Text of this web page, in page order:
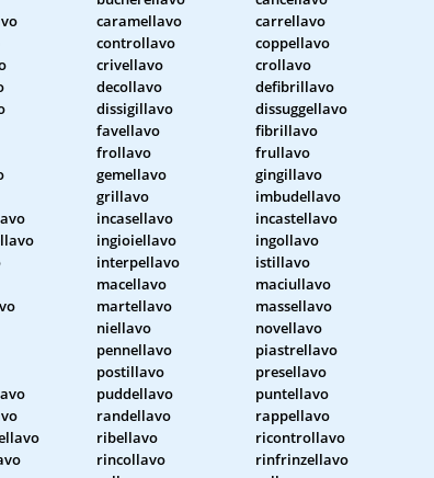
caramellavo
carrellavo
controllavo
coppellavo
crivellavo
crollavo
decollavo
defibrillavo
dissigillavo
dissuggellavo
favellavo
fibrillavo
frollavo
frullavo
gemellavo
gingillavo
grillavo
imbudellavo
incasellavo
incastellavo
ingioiellavo
ingollavo
interpellavo
istillavo
macellavo
maciullavo
martellavo
massellavo
niellavo
novellavo
pennellavo
piastrellavo
postillavo
presellavo
puddellavo
puntellavo
randellavo
rappellavo
ribellavo
ricontrollavo
rincollavo
rinfrinzellavo